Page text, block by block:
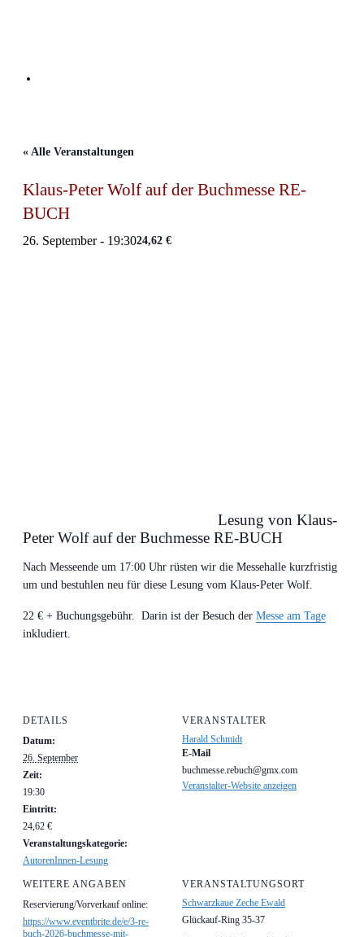
« Alle Veranstaltungen
Klaus-Peter Wolf auf der Buchmesse RE-
BUCH
26. September - 19:3024,62 €
Lesung von Klaus-
Peter Wolf auf der Buchmesse RE-BUCH
Nach Mes­se­en­de um 17:00 Uhr rüs­ten wir die Mes­se­hal­le kurz­fris­tig
um und bestuh­len neu für die­se Lesung vom Klaus-Peter Wolf.
22 € + Buchungs­ge­bühr. Dar­in ist der Besuch der Mes­se am Tage
inkludiert.
DETAILS
Datum:
26. September
Zeit:
19:30
Eintritt:
24,62 €
Veranstaltungskategorie:
AutorenInnen-Lesung
VERANSTALTUNGSORT
Schwarzkaue Zeche Ewald
Glückauf-Ring 35-37
VERANSTALTER
Harald Schmidt
E-Mail
buchmesse.rebuch@gmx.com
Veranstalter-Website anzeigen
WEITERE ANGABEN
Reservierung/Vorverkauf online:
https://www.eventbrite.de/e/3-re-
buch-2026-buchmesse-mit-